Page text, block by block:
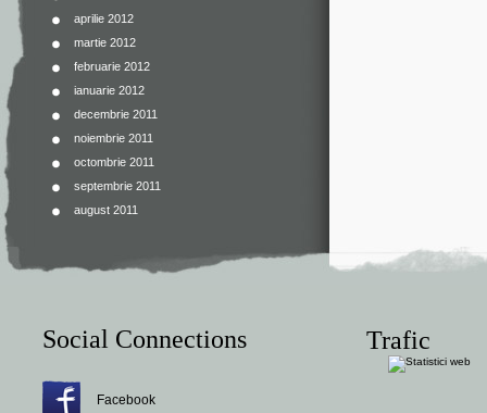
aprilie 2012
martie 2012
februarie 2012
ianuarie 2012
decembrie 2011
noiembrie 2011
octombrie 2011
septembrie 2011
august 2011
Social Connections
Facebook
Trafic